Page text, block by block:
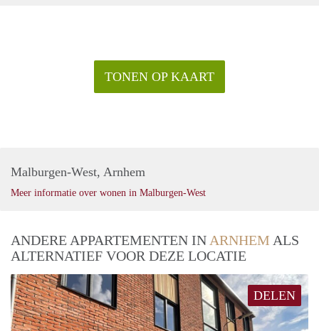
TONEN OP KAART
Malburgen-West, Arnhem
Meer informatie over wonen in Malburgen-West
ANDERE APPARTEMENTEN IN ARNHEM ALS
ALTERNATIEF VOOR DEZE LOCATIE
DELEN